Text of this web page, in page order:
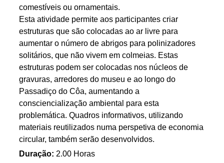
comestíveis ou ornamentais.
Esta atividade permite aos participantes criar
estruturas que são colocadas ao ar livre para
aumentar o número de abrigos para polinizadores
solitários, que não vivem em colmeias. Estas
estruturas podem ser colocadas nos núcleos de
gravuras, arredores do museu e ao longo do
Passadiço do Côa, aumentando a
consciencialização ambiental para esta
problemática. Quadros informativos, utilizando
materiais reutilizados numa perspetiva de economia
circular, também serão desenvolvidos.
Duração: 2.00 Horas